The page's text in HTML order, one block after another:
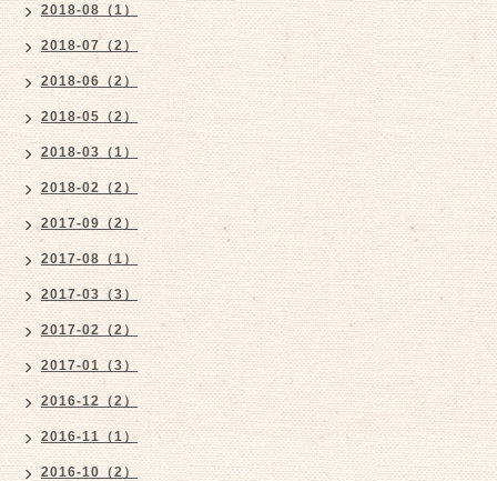
2018-08（1）
2018-07（2）
2018-06（2）
2018-05（2）
2018-03（1）
2018-02（2）
2017-09（2）
2017-08（1）
2017-03（3）
2017-02（2）
2017-01（3）
2016-12（2）
2016-11（1）
2016-10（2）